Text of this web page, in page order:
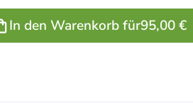
In den Warenkorb für95,00 €